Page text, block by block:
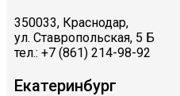
350033, Краснодар,
ул. Ставропольская, 5 Б
тел.: +7 (861) 214-98-92
Екатеринбург